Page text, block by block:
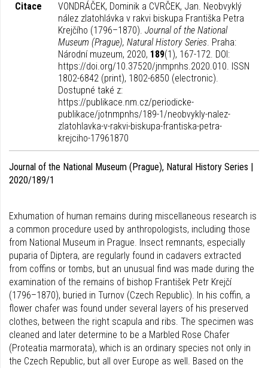
Citace
VONDRÁČEK, Dominik a CVRČEK, Jan. Neobvyklý
nález zlatohlávka v rakvi biskupa Františka Petra
Krejčího (1796–1870). Journal of the National
Museum (Prague), Natural History Series. Praha:
Národní muzeum, 2020, 189(1), 167-172. DOI:
https://doi.org/10.37520/jnmpnhs.2020.010. ISSN
1802-6842 (print), 1802-6850 (electronic).
Dostupné také z:
https://publikace.nm.cz/periodicke-
publikace/jotnmpnhs/189-1/neobvykly-nalez-
zlatohlavka-v-rakvi-biskupa-frantiska-petra-
krejciho-17961870
Journal of the National Museum (Prague), Natural History Series |
2020/189/1
Exhumation of human remains during miscellaneous research is
a common procedure used by anthropologists, including those
from National Museum in Prague. Insect remnants, especially
puparia of Diptera, are regularly found in cadavers extracted
from coffins or tombs, but an unusual find was made during the
examination of the remains of bishop František Petr Krejčí
(1796–1870), buried in Turnov (Czech Republic). In his coffin, a
flower chafer was found under several layers of his preserved
clothes, between the right scapula and ribs. The specimen was
cleaned and later determine to be a Marbled Rose Chafer
(Proteatia marmorata), which is an ordinary species not only in
the Czech Republic, but all over Europe as well. Based on the